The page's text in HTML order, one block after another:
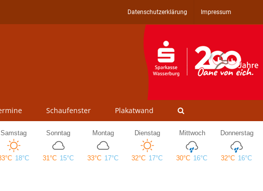
Datenschutzerklärung Impressum
Schaufenster Plakatwand